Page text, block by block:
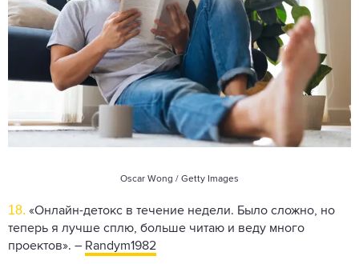
Oscar Wong / Getty Images
18. «Онлайн-детокс в течение недели. Было сложно, но
теперь я лучше сплю, больше читаю и веду много
проектов». – Randym1982